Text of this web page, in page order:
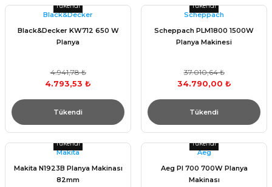
Tükendi
Black&Decker
Black&Decker KW712 650 W
Planya
4.941,78 ₺
4.793,53 ₺
Tükendi
Tükendi
Scheppach
Scheppach PLM1800 1500W
Planya Makinesi
37.010,64 ₺
34.790,00 ₺
Tükendi
Tükendi
Makita
Makita N1923B Planya Makinası
82mm
Tükendi
Aeg
Aeg Pl 700 700W Planya
Makinası